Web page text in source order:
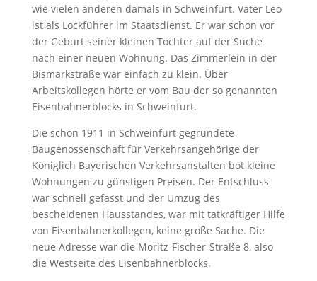
wie vielen anderen damals in Schweinfurt. Vater Leo
ist als Lockführer im Staatsdienst. Er war schon vor
der Geburt seiner kleinen Tochter auf der Suche
nach einer neuen Wohnung. Das Zimmerlein in der
Bismarkstraße war einfach zu klein. Über
Arbeitskollegen hörte er vom Bau der so genannten
Eisenbahnerblocks in Schweinfurt.
Die schon 1911 in Schweinfurt gegründete
Baugenossenschaft für Verkehrsangehörige der
Königlich Bayerischen Verkehrsanstalten bot kleine
Wohnungen zu günstigen Preisen. Der Entschluss
war schnell gefasst und der Umzug des
bescheidenen Hausstandes, war mit tatkräftiger Hilfe
von Eisenbahnerkollegen, keine große Sache. Die
neue Adresse war die Moritz-Fischer-Straße 8, also
die Westseite des Eisenbahnerblocks.